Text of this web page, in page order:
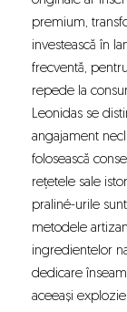
premium,
investească în
frecventă,
repede la
Leonidas se
angajament
folosească
rețetele sale
praliné-urile
metodele
ingredientelor
dedicare
aceeași